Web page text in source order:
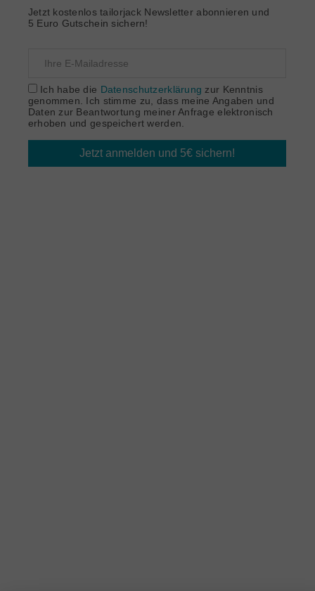
Jetzt kostenlos tailorjack Newsletter abonnieren und
5 Euro Gutschein sichern!
Ich habe die Datenschutzerklärung zur Kenntnis
genommen. Ich stimme zu, dass meine Angaben und
Daten zur Beantwortung meiner Anfrage elektronisch
erhoben und gespeichert werden.
Jetzt anmelden und 5€ sichern!